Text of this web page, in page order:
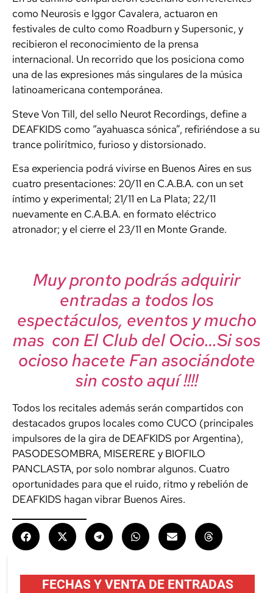
como Neurosis e Iggor Cavalera, actuaron en
festivales de culto como Roadburn y Supersonic, y
recibieron el reconocimiento de la prensa
internacional. Un recorrido que los posiciona como
una de las expresiones más singulares de la música
latinoamericana contemporánea.
Steve Von Till, del sello Neurot Recordings, define a
DEAFKIDS como “ayahuasca sónica”, refiriéndose a su
trance polirítmico, furioso y distorsionado.
Esa experiencia podrá vivirse en Buenos Aires en sus
cuatro presentaciones: 20/11 en C.A.B.A. con un set
íntimo y experimental; 21/11 en La Plata; 22/11
nuevamente en C.A.B.A. en formato eléctrico
atronador; y el cierre el 23/11 en Monte Grande.
Muy pronto podrás adquirir
entradas a todos los
espectáculos, eventos y mucho
mas con El Club del Ocio…Si sos
ocioso hacete Fan asociándote
sin costo aquí !!!!
Todos los recitales además serán compartidos con
destacados grupos locales como CUCO (principales
impulsores de la gira de DEAFKIDS por Argentina),
PASODESOMBRA, MISERERE y BIOFILO
PANCLASTA, por solo nombrar algunos. Cuatro
oportunidades para que el ruido, ritmo y rebelión de
DEAFKIDS hagan vibrar Buenos Aires.
FECHAS Y VENTA DE ENTRADAS